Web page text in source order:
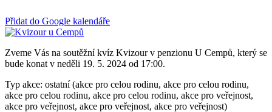
Přidat do Google kalendáře
Zveme Vás na soutěžní kvíz Kvizour v penzionu U Cempů, který se
bude konat v neděli 19. 5. 2024 od 17:00.
Typ akce: ostatní (akce pro celou rodinu, akce pro celou rodinu,
akce pro celou rodinu, akce pro celou rodinu, akce pro veřejnost,
akce pro veřejnost, akce pro veřejnost, akce pro veřejnost)